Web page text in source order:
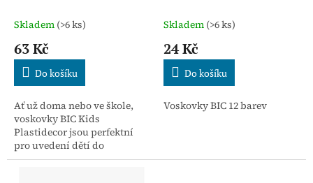
Skladem (>6 ks)
63 Kč
Do košíku
Ať už doma nebo ve škole,
voskovky BIC Kids
Plastidecor jsou perfektní
pro uvedení dětí do
úžasného světa vybarvování
Skladem (>6 ks)
24 Kč
Do košíku
Voskovky BIC 12 barev